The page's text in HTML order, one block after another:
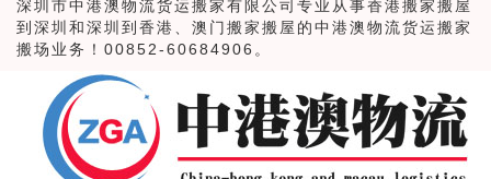
深圳市中港澳物流货运搬家有限公司专业从事香港搬家搬屋
到深圳和深圳到香港、澳门搬家搬屋的中港澳物流货运搬家
搬场业务！00852-60684906。